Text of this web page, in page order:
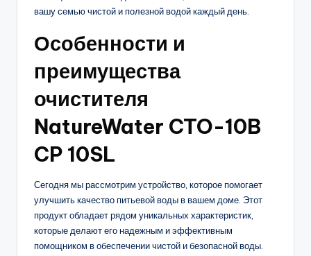
вашу семью чистой и полезной водой каждый день.
Особенности и
преимущества
очистителя
NatureWater CTO-10B
CP 10SL
Сегодня мы рассмотрим устройство, которое помогает
улучшить качество питьевой воды в вашем доме. Этот
продукт обладает рядом уникальных характеристик,
которые делают его надежным и эффективным
помощником в обеспечении чистой и безопасной воды.